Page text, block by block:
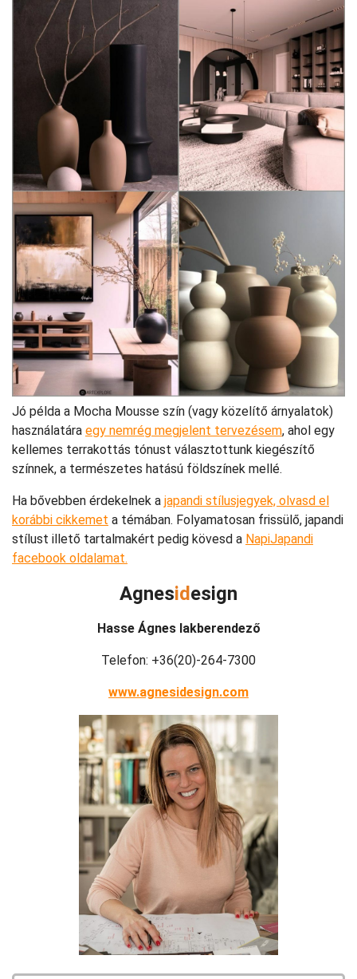
Jó példa a Mocha Mousse szín (vagy közelítő árnyalatok)
használatára egy nemrég megjelent tervezésem, ahol egy
kellemes terrakottás tónust választottunk kiegészítő
színnek, a természetes hatású földszínek mellé.
Ha bővebben érdekelnek a japandi stílusjegyek, olvasd el
korábbi cikkemet a témában. Folyamatosan frissülő, japandi
stílust illető tartalmakért pedig kövesd a NapiJapandi
facebook oldalamat.
Agnesidesign
Hasse Ágnes lakberendező
Telefon: +36(20)-264-7300
www.agnesidesign.com